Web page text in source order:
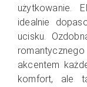
użytkowanie.
idealnie
ucisku.
akcentem
komfort, ale